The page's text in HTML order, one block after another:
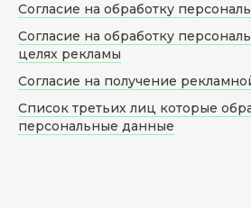
Согласие на обработку
Согласие на обработку
целях рекламы
Согласие на получение
Список третьих лиц которые
персональные данные